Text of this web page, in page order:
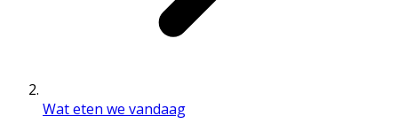
Wat eten we vandaag